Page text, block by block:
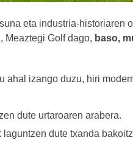
eta industria-historiaren
Meaztegi Golf dago, baso,
ahal izango duzu, hiri
dute urtaroaren arabera.
dute txanda